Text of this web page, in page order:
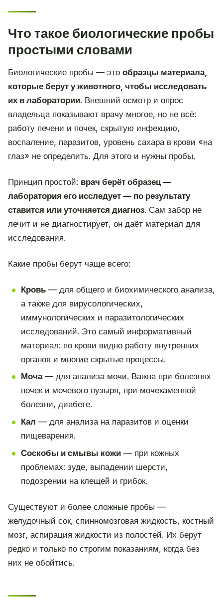
Что такое биологические пробы
простыми словами
Биологические пробы — это образцы материала,
которые берут у животного, чтобы исследовать
их в лаборатории. Внешний осмотр и опрос
владельца показывают врачу многое, но не всё:
работу печени и почек, скрытую инфекцию,
воспаление, паразитов, уровень сахара в крови «на
глаз» не определить. Для этого и нужны пробы.
Принцип простой: врач берёт образец —
лаборатория его исследует — по результату
ставится или уточняется диагноз. Сам забор не
лечит и не диагностирует, он даёт материал для
исследования.
Какие пробы берут чаще всего:
Кровь— для общего и биохимического анализа,
а также для вирусологических,
иммунологических и паразитологических
исследований. Это самый информативный
материал: по крови видно работу внутренних
органов и многие скрытые процессы.
Моча— для анализа мочи. Важна при болезнях
почек и мочевого пузыря, при мочекаменной
болезни, диабете.
Кал — для анализа на паразитов и оценки
пищеварения.
Соскобы и смывы кожи— при кожных
проблемах: зуде, выпадении шерсти,
подозрении на клещей и грибок.
Существуют и более сложные пробы —
желудочный сок, спинномозговая жидкость, костный
мозг, аспирация жидкости из полостей. Их берут
редко и только по строгим показаниям, когда без
них не обойтись.